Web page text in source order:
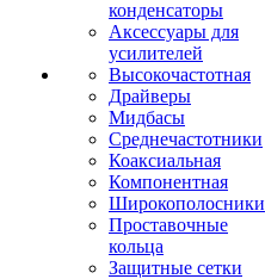
конденсаторы
Аксессуары для
усилителей
Высокочастотная
Драйверы
Мидбасы
Среднечастотники
Коаксиальная
Компонентная
Широкополосники
Проставочные
кольца
Защитные сетки